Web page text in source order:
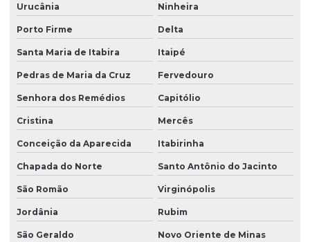
Urucânia Ninheira
Porto Firme Delta
Santa Maria de Itabira Itaipé
Pedras de Maria da Cruz Fervedouro
Senhora dos Remédios Capitólio
Cristina Mercês
Conceição da Aparecida Itabirinha
Chapada do Norte Santo Antônio do Jacinto
São Romão Virginópolis
Jordânia Rubim
São Geraldo Novo Oriente de Minas